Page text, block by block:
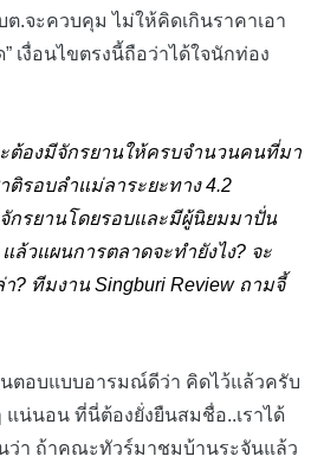
.จะควบคุม ไม่ให้คิดเกินราคาเอา
เงื่อนไขตรงนี้ถือว่าได้ใจนักท่อง
ต้องมีจักรยานให้ครบจำนวนคนที่มา
รอบลำแม่ลาระยะทาง 4.2
กรยานโดยรอบและมีผู้นิยมมาปั่น
ล้วแผนการตลาดจะทำยังไง? จะ
? ทีมงาน Singburi Review ถามจี้
บแบบอารมณ์ดีว่า คิดไว้แล้วครับ
แน่นอน ที่นี่ต้องยั่งยืนสมชื่อ..เราได้
ว่า ถ้าคณะทัวร์มาชมบ้านระจันแล้ว